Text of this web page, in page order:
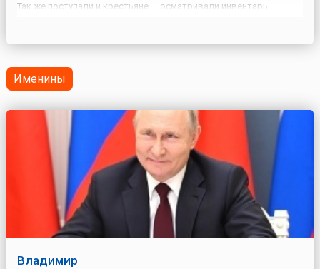
Так же поступали и крестьяне — осматривали инвентарь.
Именины
Владимир